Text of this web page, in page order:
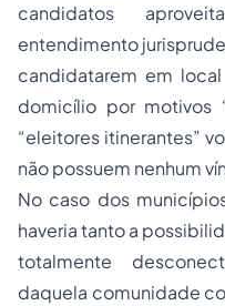
candidatos
entendimento
candidatarem em
domicílio por motivos
“eleitores itinerantes”
não possuem nenhum
No caso dos
haveria tanto a
totalmente
daquela comunidade